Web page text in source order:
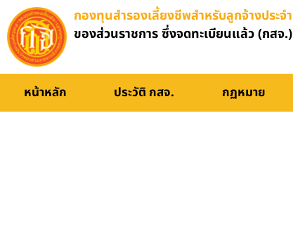
กองทุนสำรองเลี้ยงชีพสำหรับลูกจ้างประจำ
ของส่วนราชการ ซึ่งจดทะเบียนแล้ว (กสจ.)
หน้าหลัก ประวัติ กสจ. กฏหมาย